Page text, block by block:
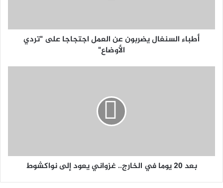
أطباء السنغال يضربون عن العمل اجتجاجا على "تردي
الأوضاع"
بعد 20 يوما في الخارج.. غزواني يعود إلى نواكشوط